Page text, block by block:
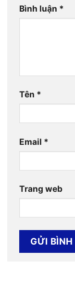
Bình luận *
Tên *
Email *
Trang web